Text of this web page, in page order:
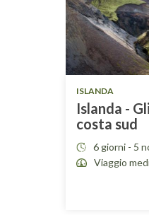
ISLANDA
Islanda -
costa sud
6 giorni - 5
Viaggio